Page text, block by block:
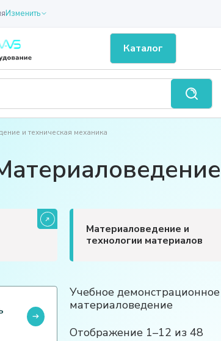
Изменить
Каталог
и техническая механика
Материаловедение и
технологии материалов
Учебное
материаловедение
Отображение 1–12 из 48